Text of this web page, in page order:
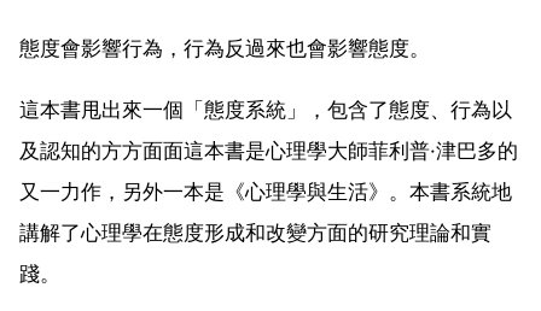
態度會影響行為，行為反過來也會影響態度。
這本書甩出來一個「態度系統」，包含了態度、行為以
及認知的方方面面這本書是心理學大師菲利普·津巴多的
又一力作，另外一本是《心理學與生活》。本書系統地
講解了心理學在態度形成和改變方面的研究理論和實
踐。